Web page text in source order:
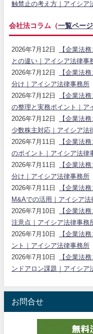
触禁止の考え方｜アイシア
会社法コラム（一覧ページ
2026年7月12日
【企業法
との違い｜アイシア法律事
2026年7月12日
【企業法
分け｜アイシア法律事務所
2026年7月12日
【企業法
の整理と実務ポイント｜ア
2026年7月12日
【企業法
少数株主対応｜アイシア法
2026年7月11日
【企業法
のポイント｜アイシア法律
2026年7月11日
【企業法
分け｜アイシア法律事務所
2026年7月11日
【企業法
M&Aでの活用｜アイシア法
2026年7月10日
【企業法
注意点｜アイシア法律事務
2026年7月10日
【企業法
ント｜アイシア法律事務所
2026年7月10日
【企業法
ンドアロン課題｜アイシア
お問合せ